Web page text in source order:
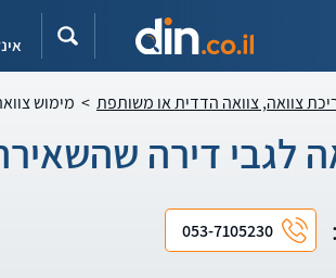
צוואה, צוואה הדדית או משותפת > מימוש
לגבי דירה
053-7105230